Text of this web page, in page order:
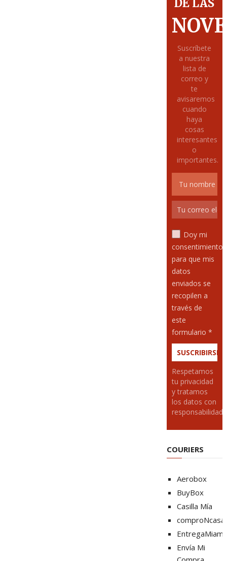
DE LAS
Suscríbete
a nuestra
lista de
correo y
te
avisaremos
cuando
haya
cosas
interesantes
o
importantes.
Doy mi
consentimiento
para que mis
datos
enviados se
recopilen a
través de
este
formulario *
Respetamos
tu privacidad
y tratamos
los datos con
responsabilidad
COURIERS
Aerobox
BuyBox
Casilla Mía
comproNcasa
EntregaMiami
Envía Mi